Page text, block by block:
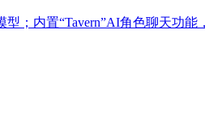
；内置“Tavern”AI角色聊天功